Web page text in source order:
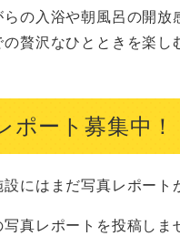
らの入浴や朝風呂の開放
贅沢なひとときを楽し
ポート募集中！
にはまだ写真レポート
真レポートを投稿しま